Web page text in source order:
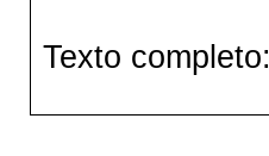
Texto completo: